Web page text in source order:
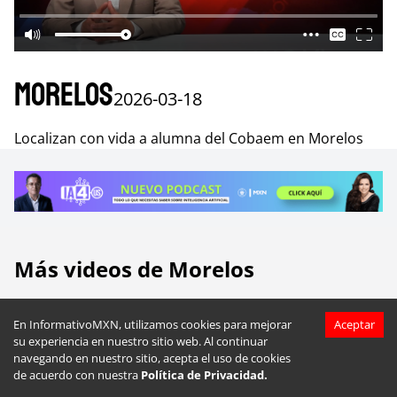
En InformativoMXN, utilizamos cookies para mejorar
su experiencia en nuestro sitio web. Al continuar
navegando en nuestro sitio, acepta el uso de cookies
de acuerdo con nuestra Política de Privacidad.
Aceptar
Morelos2026-03-18
Localizan con vida a alumna del Cobaem en Morelos
Más videos de Morelos